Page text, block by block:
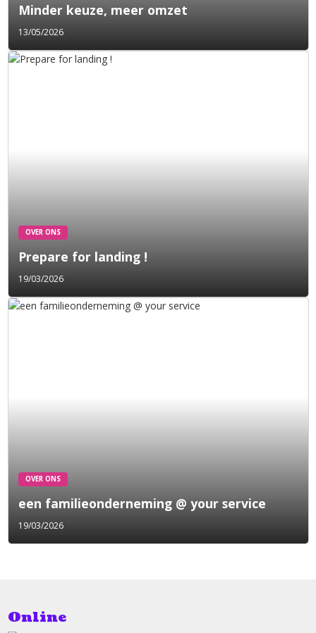
Minder keuze, meer omzet
13/05/2026
OVER ONS
Prepare for landing !
19/03/2026
OVER ONS
een familieonderneming @ your service
19/03/2026
Online